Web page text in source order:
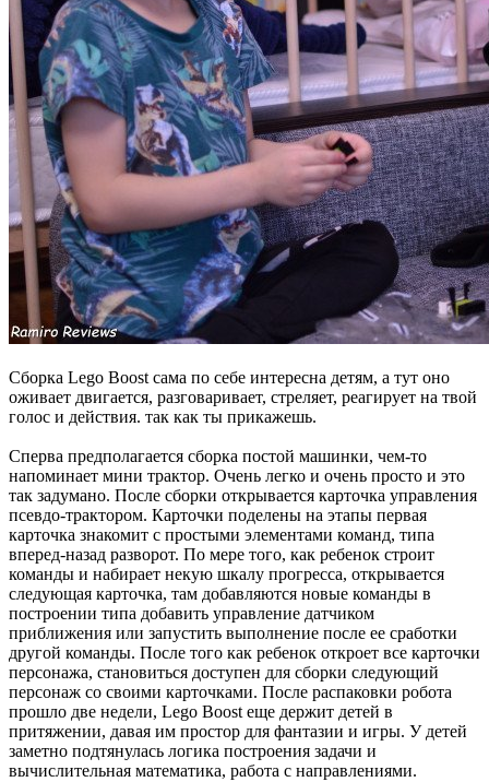
Сборка Lego Boost сама по себе интересна детям, а тут оно
оживает двигается, разговаривает, стреляет, реагирует на твой
голос и действия. так как ты прикажешь.
Сперва предполагается сборка постой машинки, чем-то
напоминает мини трактор. Очень легко и очень просто и это
так задумано. После сборки открывается карточка управления
псевдо-трактором. Карточки поделены на этапы первая
карточка знакомит с простыми элементами команд, типа
вперед-назад разворот. По мере того, как ребенок строит
команды и набирает некую шкалу прогресса, открывается
следующая карточка, там добавляются новые команды в
построении типа добавить управление датчиком
приближения или запустить выполнение после ее сработки
другой команды. После того как ребенок откроет все карточки
персонажа, становиться доступен для сборки следующий
персонаж со своими карточками. После распаковки робота
прошло две недели, Lego Boost еще держит детей в
притяжении, давая им простор для фантазии и игры. У детей
заметно подтянулась логика построения задачи и
вычислительная математика, работа с направлениями.